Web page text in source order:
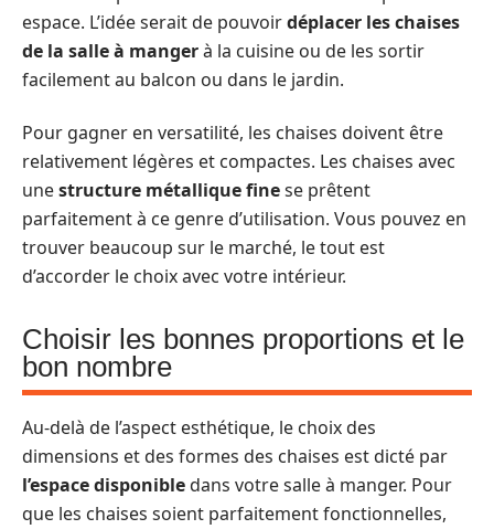
espace. L’idée serait de pouvoirdéplacer les chaises
de la salle à mangerà la cuisine ou de les sortir
facilement au balcon ou dans le jardin.
Pour gagner en versatilité, les chaises doivent être
relativement légères et compactes. Les chaises avec
unestructure métallique finese prêtent
parfaitement à ce genre d’utilisation. Vous pouvez en
trouver beaucoup sur le marché, le tout est
d’accorder le choix avec votre intérieur.
Choisir les bonnes proportions et le
bon nombre
Au-delà de l’aspect esthétique, le choix des
dimensions et des formes des chaises est dicté par
l’espace disponibledans votre salle à manger. Pour
que les chaises soient parfaitement fonctionnelles,